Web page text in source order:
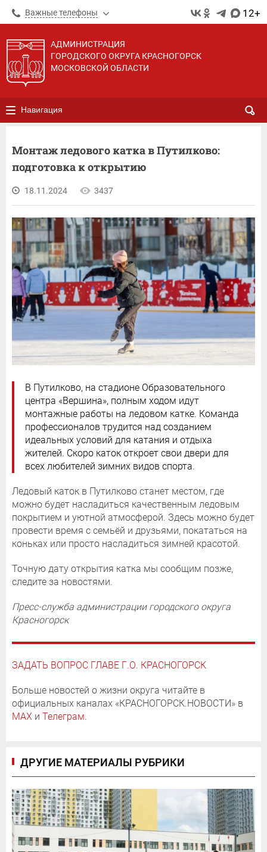
Важные телефоны 12+
АДМИНИСТРАЦИЯ
ГОРОДСКОГО ОКРУГА КРАСНОГОРСК
МОСКОВСКОЙ ОБЛАСТИ
Навигация
Монтаж ледового катка в Путилково:
подготовка к открытию
18.11.2024 3437
В Путилково, на стадионе Образовательного
центра «Вершина», полным ходом идут
монтажные работы на ледовом катке. Команда
профессионалов трудится над созданием
идеальных условий для катания и отдыха
жителей. Скоро каток откроет свои двери для
всех любителей зимних видов спорта.
Ледовый каток в Путилково станет местом, где
можно будет насладиться качественным ледовым
покрытием и уютной атмосферой. Здесь можно будет
провести время с семьёй и друзьями, покататься на
коньках или просто насладиться зимней красотой.
Точную дату открытия катка мы сообщим позже,
следите за новостями.
Пресс-служба администрации городского округа
Красногорск
ЗАДАТЬ ВОПРОС ГЛАВЕ Г.О. КРАСНОГОРСК
Больше новостей о жизни округа читайте в
официальных каналах «КРАСНОГОРСК.НОВОСТИ» в
MAX и Телеграм.
ДРУГИЕ МАТЕРИАЛЫ РУБРИКИ